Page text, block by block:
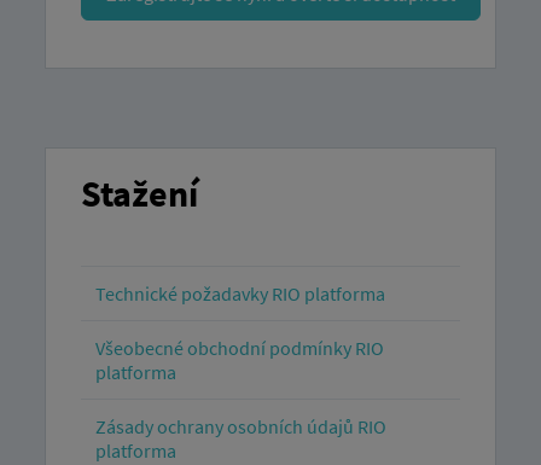
Stažení
Technické požadavky RIO platforma
Všeobecné obchodní podmínky RIO
platforma
Zásady ochrany osobních údajů RIO
platforma